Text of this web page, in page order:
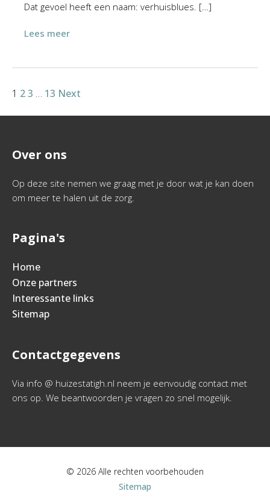
Dat gevoel heeft een naam: verhuisblues. […]
Lees meer
1 23 … 13 Next
Over ons
Op deze site nemen we graag met je door wat je kan doen
om meer te halen uit de zorg.
Pagina's
Home
Onze partners
Interessante links
Sitemap
Contactgegevens
Via info @ huizestatigh.nl neem je eenvoudig contact met
ons op. We beantwoorden je vragen zo snel mogelijk.
© 2026 Alle rechten voorbehouden
Sitemap